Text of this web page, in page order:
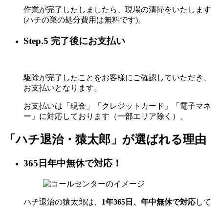
作業が完了したしましたら、現場の清掃をいたします
(ハチの巣の処分費用は無料です)。
Step.5 完了後にお支払い
駆除が完了したことをお客様にご確認していただき、
お支払いとなります。
お支払いは「現金」「クレジットカード」「電子マネ
ー」に対応しております（一部エリア除く）。
「ハチ退治・猿太郎」が選ばれる理由
365日年中無休で対応！
ハチ退治の猿太郎は、 1年365日、年中無休で対応して